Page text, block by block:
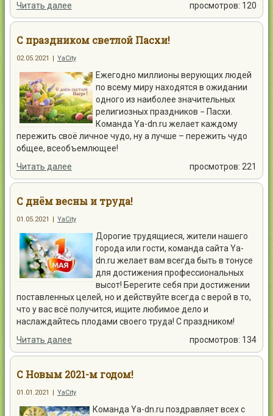
Читать далее
просмотров: 120
С праздником светлой Пасхи!
02.05.2021 | YaCity
Ежегодно миллионы верующих людей
по всему миру находятся в ожидании
одного из наиболее значительных
религиозных праздников − Пасхи.
Команда Ya-dn.ru желает каждому
пережить своё личное чудо, ну а лучше – пережить чудо
общее, всеобъемлющее!
Читать далее
просмотров: 221
С днём весны и труда!
01.05.2021 | YaCity
Дорогие трудящиеся, жители нашего
города или гости, команда сайта Ya-
dn.ru желает вам всегда быть в тонусе
для достижения профессиональных
высот! Берегите себя при достижении
поставленных целей, но и действуйте всегда с верой в то,
что у вас всё получится, ищите любимое дело и
наслаждайтесь плодами своего труда! С праздником!
Читать далее
просмотров: 134
С Новым 2021-м годом!
01.01.2021 | YaCity
Команда Ya-dn.ru поздравляет всех с